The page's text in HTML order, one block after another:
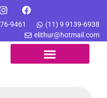
9461
(11) 9 9139-6938
elithur@hotmail.com